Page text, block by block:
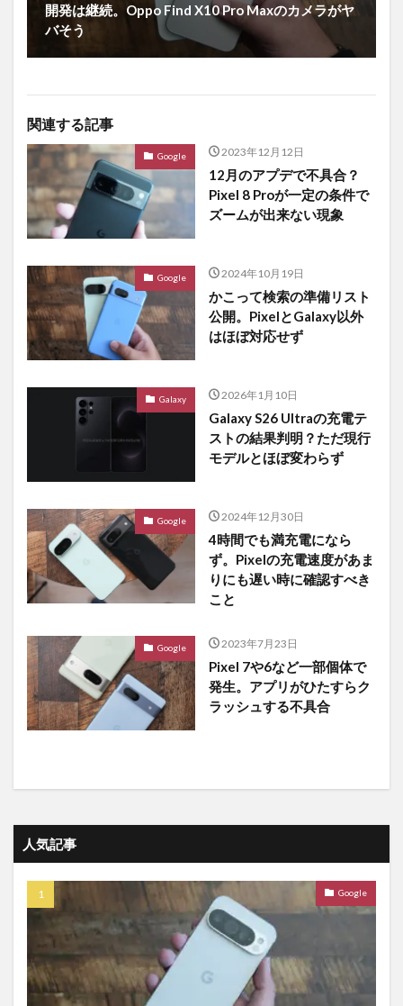
開発は継続。Oppo Find X10 Pro Maxのカメラがヤ
バそう
関連する記事
Google 2023年12月12日
12月のアプデで不具合？
Pixel 8 Proが一定の条件で
ズームが出来ない現象
Google 2024年10月19日
かこって検索の準備リスト
公開。PixelとGalaxy以外
はほぼ対応せず
Galaxy 2026年1月10日
Galaxy S26 Ultraの充電テ
ストの結果判明？ただ現行
モデルとほぼ変わらず
Google 2024年12月30日
4時間でも満充電になら
ず。Pixelの充電速度があま
りにも遅い時に確認すべき
こと
Google 2023年7月23日
Pixel 7や6など一部個体で
発生。アプリがひたすらク
ラッシュする不具合
人気記事
Google